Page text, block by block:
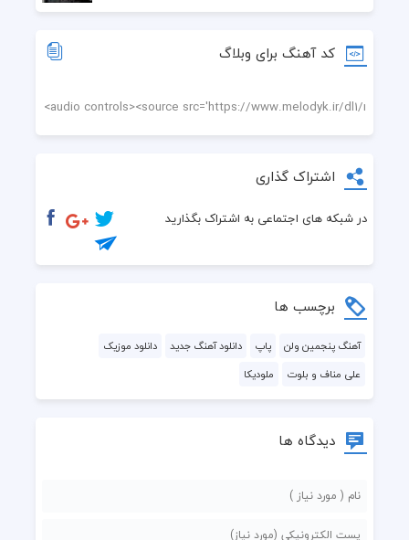
کد آهنگ برای وبلاگ
اشتراک گذاری
در شبکه های اجتماعی به اشتراک بگذارید
برچسب ها
آهنگ پنجمین ولن پاپ دانلود آهنگ جدید
دانلود موزیک
علی مناف و بلوت
ملودیکا
دیدگاه ها